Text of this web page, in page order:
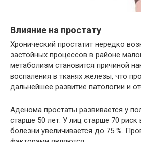
Влияние на простату
Хронический простатит нередко
застойных процессов в районе
метаболизм становится причиной
воспаления в тканях железы, что
дальнейшее развитие патологии и
Аденома простаты развивается у
старше 50 лет. У лиц старше 70 риск
болезни увеличивается до 75 %.